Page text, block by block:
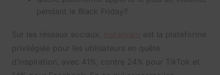
pendant le Black Friday?
Sur les réseaux sociaux,
est la plateforme
privilégiée pour les utilisateurs en quête
d’inspiration, avec 41%, contre 24% pour TikTok et